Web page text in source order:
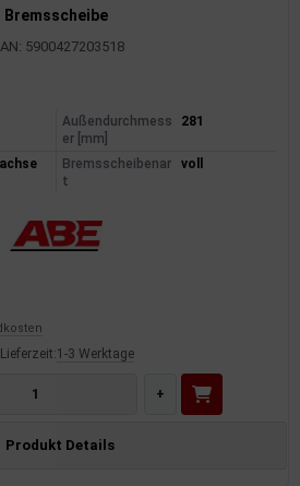
Bremsscheibe
5900427203518
Außendurchmess
er [mm]
281
Bremsscheibenar
t
voll
Lieferzeit:1-3 Werktage
+
Produkt Details